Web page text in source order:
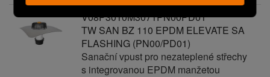
V08P3010M3071PN00PD01
TW SAN BZ 110 EPDM ELEVATE SA
FLASHING (PN00/PD01)
Sanační vpust pro nezateplené střechy
s integrovanou EPDM manžetou